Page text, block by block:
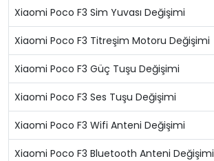
Xiaomi Poco F3 Sim Yuvası Değişimi
Xiaomi Poco F3 Titreşim Motoru Değişimi
Xiaomi Poco F3 Güç Tuşu Değişimi
Xiaomi Poco F3 Ses Tuşu Değişimi
Xiaomi Poco F3 Wifi Anteni Değişimi
Xiaomi Poco F3 Bluetooth Anteni Değişimi